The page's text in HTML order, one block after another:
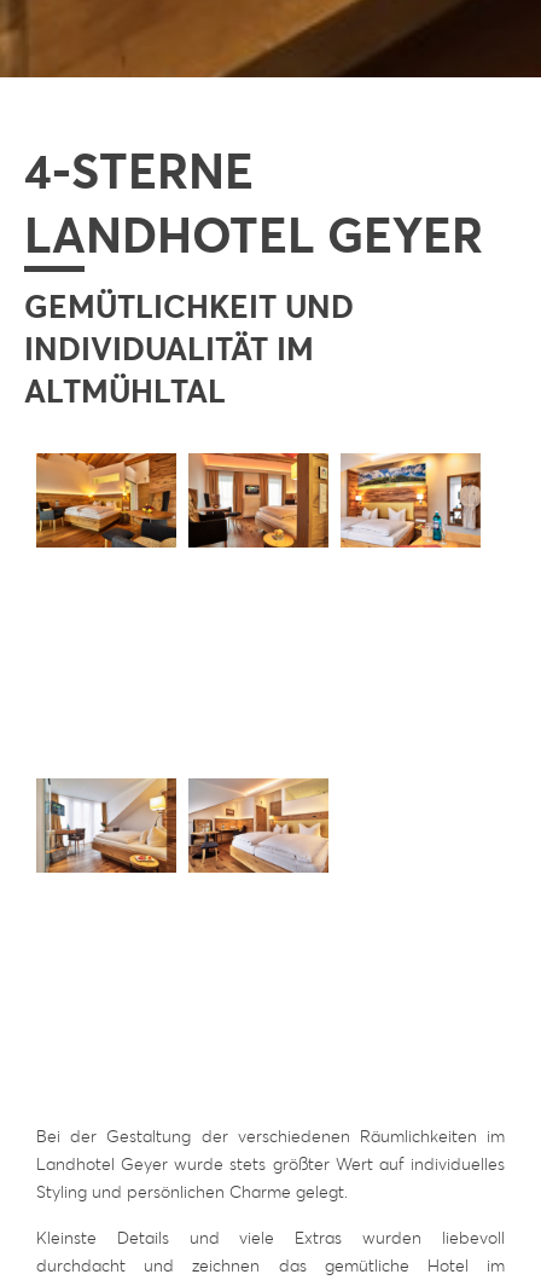
4-STERNE
LANDHOTEL GEYER
GEMÜTLICHKEIT UND
INDIVIDUALITÄT IM
ALTMÜHLTAL
Bei der Gestaltung der verschiedenen Räumlichkeiten im
Landhotel Geyer wurde stets größter Wert auf individuelles
Styling und persönlichen Charme gelegt.
Kleinste Details und viele Extras wurden liebevoll
durchdacht und zeichnen das gemütliche Hotel im